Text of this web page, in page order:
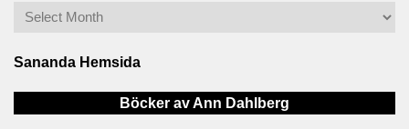
Sananda Hemsida
Böcker av Ann Dahlberg